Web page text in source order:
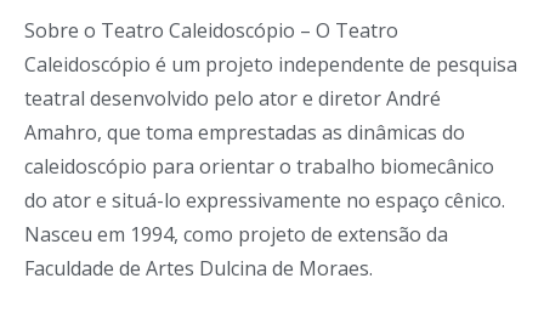
Sobre o Teatro Caleidoscópio – O Teatro
Caleidoscópio é um projeto independente de pesquisa
teatral desenvolvido pelo ator e diretor André
Amahro, que toma emprestadas as dinâmicas do
caleidoscópio para orientar o trabalho biomecânico
do ator e situá-lo expressivamente no espaço cênico.
Nasceu em 1994, como projeto de extensão da
Faculdade de Artes Dulcina de Moraes.